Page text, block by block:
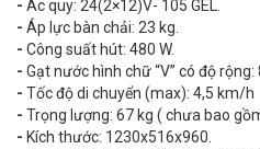
- Ác quy: 24(2×12)V- 105 GEL.
- Áp lực bàn chải: 23 kg.
- Công suất hút: 480 W.
- Gạt nước hình chữ “V” có độ rộng:
- Tốc độ di chuyển (max): 4,5 km/h
- Trọng lượng: 67 kg ( chưa bao
- Kích thước: 1230x516x960.